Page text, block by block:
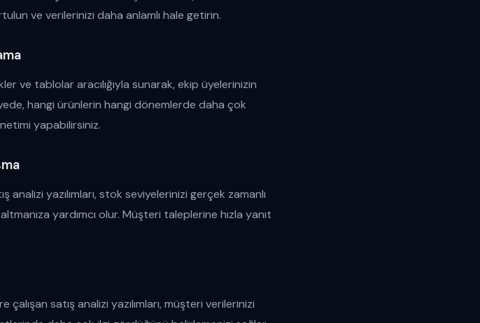
ve verilerinizi daha anlamlı hale getirin.
ve tablolar aracılığıyla sunarak, ekip üyelerinizin
hangi ürünlerin hangi dönemlerde daha çok
yapabilirsiniz.
yazılımları, stok seviyelerinizi gerçek zamanlı
yardımcı olur. Müşteri taleplerine hızla yanıt
satış analizi yazılımları, müşteri verilerinizi